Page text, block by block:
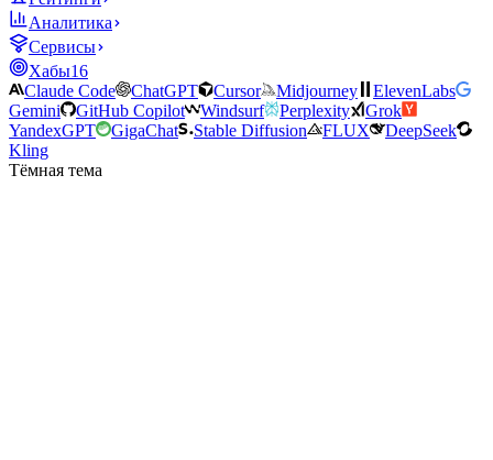
Аналитика
Сервисы
Хабы16
Claude Code
ChatGPT Cursor Midjourney
ElevenLabs
Gemini
GitHub Copilot Windsurf Perplexity
Grok
YandexGPT
GigaChat Stable Diffusion FLUX
DeepSeek
Kling
Тёмная тема